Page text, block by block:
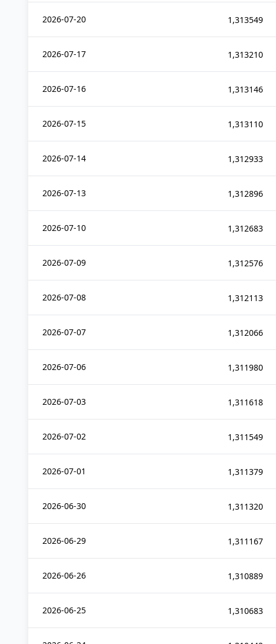
2026-07-20 1,313549
2026-07-17 1,313210
2026-07-16 1,313146
2026-07-15 1,313110
2026-07-14 1,312933
2026-07-13 1,312896
2026-07-10 1,312683
2026-07-09 1,312576
2026-07-08 1,312113
2026-07-07 1,312066
2026-07-06 1,311980
2026-07-03 1,311618
2026-07-02 1,311549
2026-07-01 1,311379
2026-06-30 1,311320
2026-06-29 1,311167
2026-06-26 1,310889
2026-06-25 1,310683